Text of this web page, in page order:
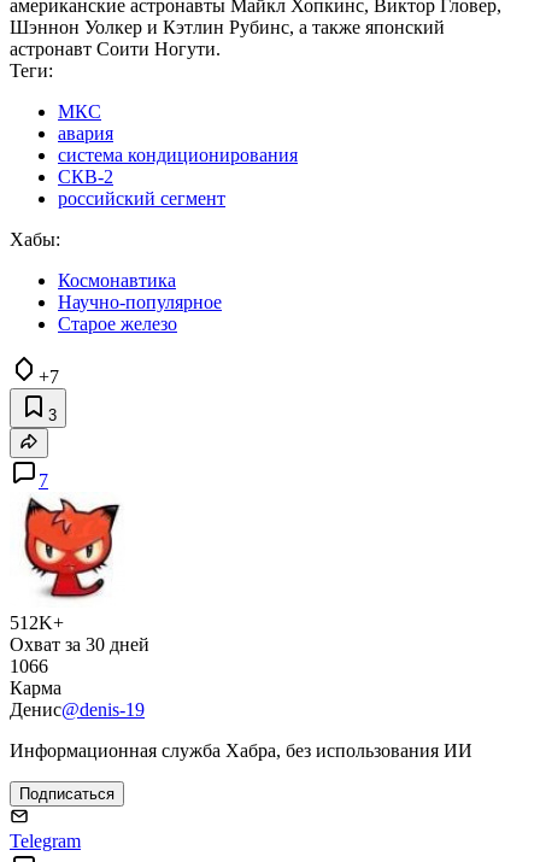
американские астронавты Майкл Хопкинс, Виктор Гловер,
Шэннон Уолкер и Кэтлин Рубинс, а также японский
астронавт Соити Ногути.
Теги:
МКС
авария
система кондиционирования
СКВ-2
российский сегмент
Хабы:
Космонавтика
Научно-популярное
Старое железо
+7
3
7
512K+
Охват за 30 дней
1066
Карма
Денис@denis-19
Информационная служба Хабра, без использования ИИ
Подписаться
Telegram